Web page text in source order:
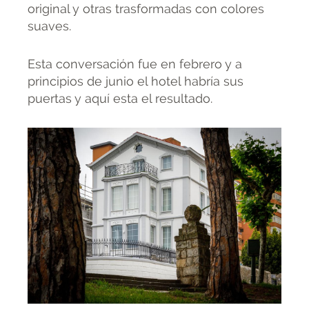
original y otras trasformadas con colores
suaves.
Esta conversación fue en febrero y a
principios de junio el hotel habría sus
puertas y aquí esta el resultado.